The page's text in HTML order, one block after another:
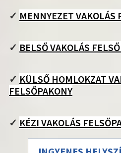
✓ MENNYEZET VAKOLÁS
✓ BELSŐ VAKOLÁS
✓ KÜLSŐ HOMLOKZAT
FELSŐPAKONY
✓ KÉZI VAKOLÁS